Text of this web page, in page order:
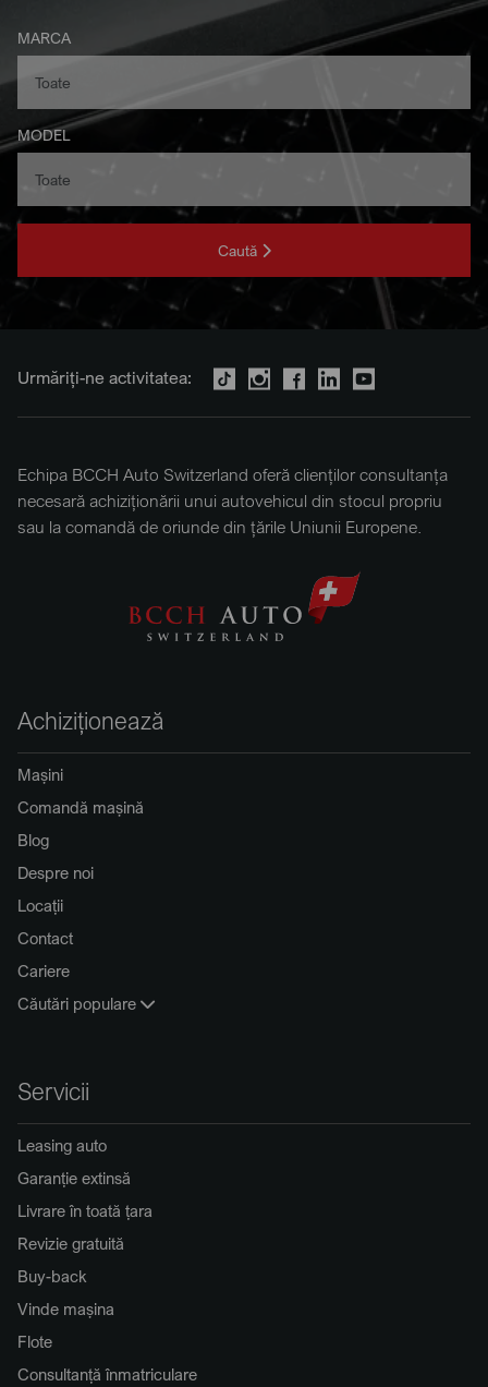
MARCA
MODEL
Caută
Urmăriți-ne activitatea:
Echipa BCCH Auto Switzerland oferă clienților consultanța
necesară achiziționării unui autovehicul din stocul propriu
sau la comandă de oriunde din țările Uniunii Europene.
Achiziționează
Mașini
Comandă mașină
Blog
Despre noi
Locații
Contact
Cariere
Căutări populare
Servicii
Leasing auto
Garanție extinsă
Livrare în toată țara
Revizie gratuită
Buy-back
Vinde mașina
Flote
Consultanță înmatriculare